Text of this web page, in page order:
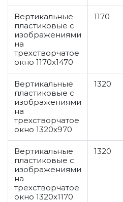
Вертикальные
пластиковые с
изображениями
на
трехстворчатое
окно 1170x1470
1170
Вертикальные
пластиковые с
изображениями
на
трехстворчатое
окно 1320x970
1320
Вертикальные
пластиковые с
изображениями
на
трехстворчатое
окно 1320x1170
1320